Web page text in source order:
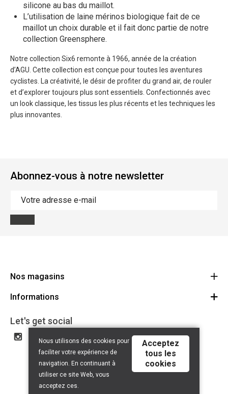
silicone au bas du maillot.
L’utilisation de laine mérinos biologique fait de ce
maillot un choix durable et il fait donc partie de notre
collection Greensphere.
Notre collection Six6 remonte à 1966, année de la création
d’AGU. Cette collection est conçue pour toutes les aventures
cyclistes. La créativité, le désir de profiter du grand air, de rouler
et d’explorer toujours plus sont essentiels. Confectionnés avec
un look classique, les tissus les plus récents et les techniques les
plus innovantes.
Abonnez-vous à notre newsletter
Nos magasins
Cycles Arnold Kontz Gare / Bonnevoie
+352 40 96 74 214 / +352 40 96 74 215
Informations
Conditions générales
Avertissement
Politique de confidentialité
Let's get social
Nous utilisons des cookies pour
faciliter votre expérience de
navigation. En continuant à
utiliser ce site Web, vous
acceptez ces.
Acceptez
tous les
cookies